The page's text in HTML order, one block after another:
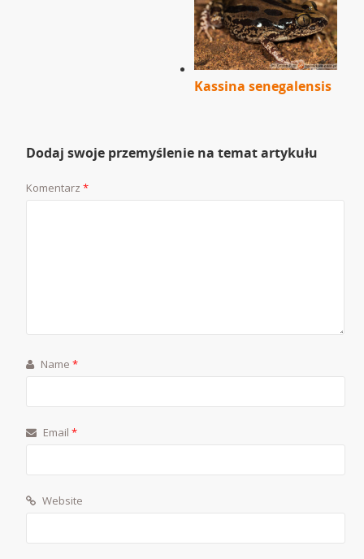
Kassina senegalensis
Dodaj swoje przemyślenie na temat artykułu
Komentarz*
Name*
Email*
Website